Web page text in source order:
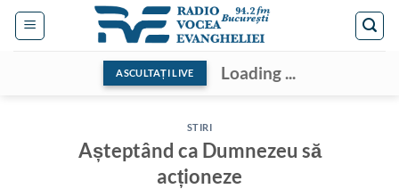
Skip
ASCULTAȚI LIVE Loading ...
STIRI
Așteptând ca Dumnezeu să
acționeze